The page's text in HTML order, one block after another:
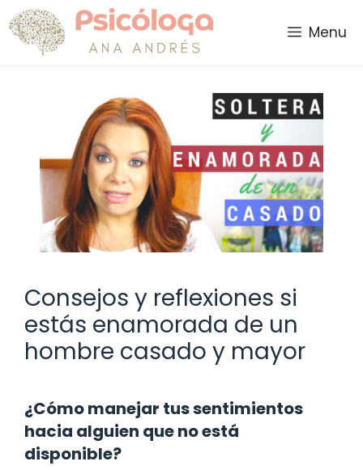
Saltar
al
contenido
Menu
Consejos y reflexiones si
estás enamorada de un
hombre casado y mayor
¿Cómo manejar tus sentimientos
hacia alguien que no está
disponible?